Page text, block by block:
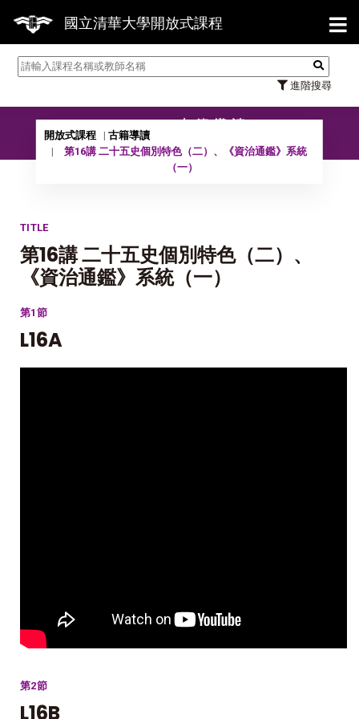
國立清華大學開放式課程
進階搜尋
【7/31】114學年度第2學期
10502 古籍導讀
開放式課程
古籍導讀
第16講 二十五史個別特色（二）、《資治通鑑》系統
（一）
TITLE
第16講 二十五史個別特色（二）、
《資治通鑑》系統（一）
第1節
L16A
第2節
L16B